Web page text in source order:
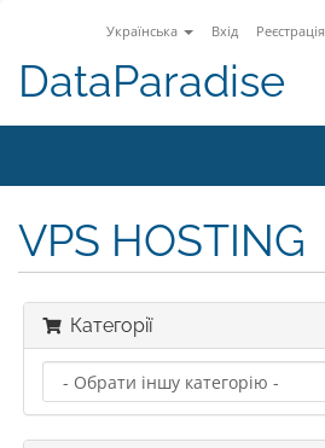
Українська Вхід Реєстрація
DataParadise
VPS HOSTING
Категорії